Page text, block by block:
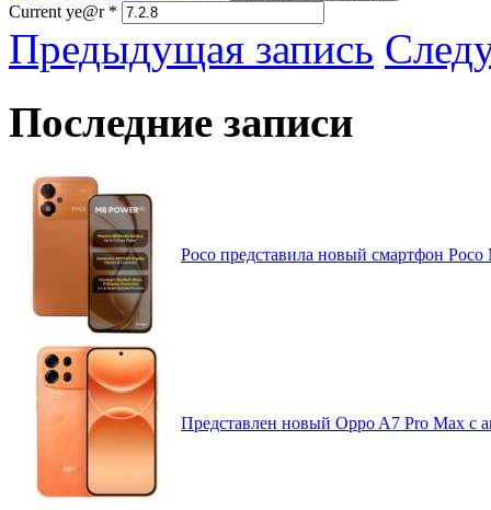
Current ye@r *
Предыдущая запись
Последние записи
Poco представила новый смартфон
Представлен новый Oppo A7 Pro Max с